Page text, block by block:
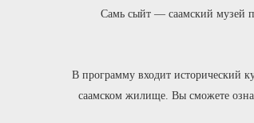
Самь сыйт — саамский музей
В программу входит исторический
саамском жилище. Вы сможете